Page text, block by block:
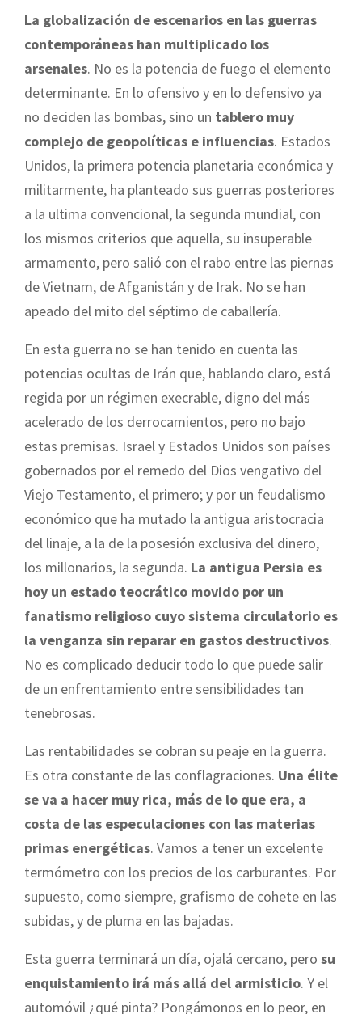
La globalización de escenarios en las guerras
contemporáneas han multiplicado los
arsenales. No es la potencia de fuego el elemento
determinante. En lo ofensivo y en lo defensivo ya
no deciden las bombas, sino un tablero muy
complejo de geopolíticas e influencias. Estados
Unidos, la primera potencia planetaria económica y
militarmente, ha planteado sus guerras posteriores
a la ultima convencional, la segunda mundial, con
los mismos criterios que aquella, su insuperable
armamento, pero salió con el rabo entre las piernas
de Vietnam, de Afganistán y de Irak. No se han
apeado del mito del séptimo de caballería.
En esta guerra no se han tenido en cuenta las
potencias ocultas de Irán que, hablando claro, está
regida por un régimen execrable, digno del más
acelerado de los derrocamientos, pero no bajo
estas premisas. Israel y Estados Unidos son países
gobernados por el remedo del Dios vengativo del
Viejo Testamento, el primero; y por un feudalismo
económico que ha mutado la antigua aristocracia
del linaje, a la de la posesión exclusiva del dinero,
los millonarios, la segunda. La antigua Persia es
hoy un estado teocrático movido por un
fanatismo religioso cuyo sistema circulatorio es
la venganza sin reparar en gastos destructivos.
No es complicado deducir todo lo que puede salir
de un enfrentamiento entre sensibilidades tan
tenebrosas.
Las rentabilidades se cobran su peaje en la guerra.
Es otra constante de las conflagraciones. Una élite
se va a hacer muy rica, más de lo que era, a
costa de las especulaciones con las materias
primas energéticas. Vamos a tener un excelente
termómetro con los precios de los carburantes. Por
supuesto, como siempre, grafismo de cohete en las
subidas, y de pluma en las bajadas.
Esta guerra terminará un día, ojalá cercano, pero su
enquistamiento irá más allá del armisticio. Y el
automóvil ¿qué pinta? Pongámonos en lo peor, en